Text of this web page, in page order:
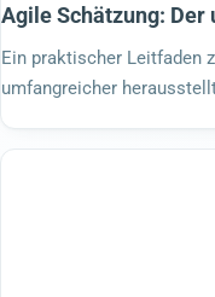
Agile Schätzung:
Ein praktischer Leitfaden
umfangreicher